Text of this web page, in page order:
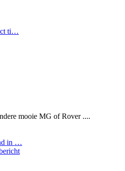
ti…
mooie MG of Rover ....
in …